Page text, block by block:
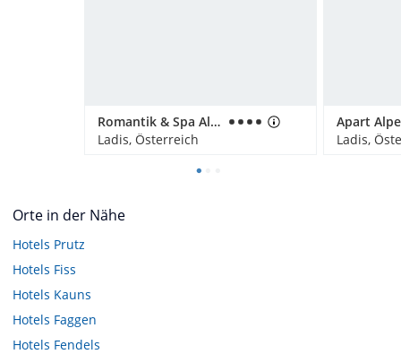
Romantik & Spa Alpen-Herz
Ladis, Österreich
Apart
Ladis,
Orte in der Nähe
Hotels Prutz
Hotels Fiss
Hotels Kauns
Hotels Faggen
Hotels Fendels